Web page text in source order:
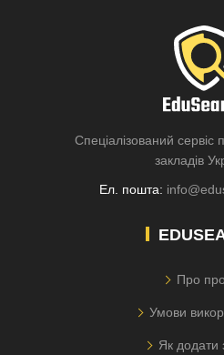
Спеціалізований сервіс
закладів
Ел. пошта:
Про
Умови
Як додати